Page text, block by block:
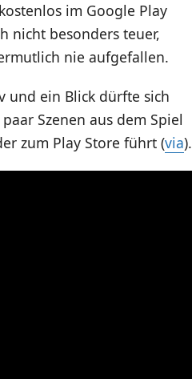
im Google Play
nicht besonders teuer,
nie aufgefallen.
und ein Blick dürfte sich
Szenen aus dem Spiel
zum Play Store führt (via).